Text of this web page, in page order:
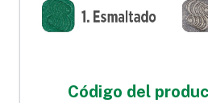
Código del